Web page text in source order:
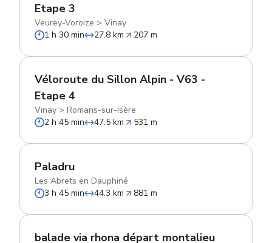
Etape 3
Veurey-Voroize > Vinay
1 h 30 min
27.8 km 207 m
Véloroute du Sillon Alpin - V63 -
Etape 4
Vinay > Romans-sur-Isère
2 h 45 min
47.5 km 531 m
Paladru
Les Abrets en Dauphiné
3 h 45 min
44.3 km 881 m
balade via rhona départ montalieu